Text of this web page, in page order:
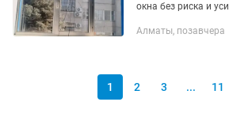
окна без риска и
моет стекло и
Алматы, позавчера
1 2 3 ... 11